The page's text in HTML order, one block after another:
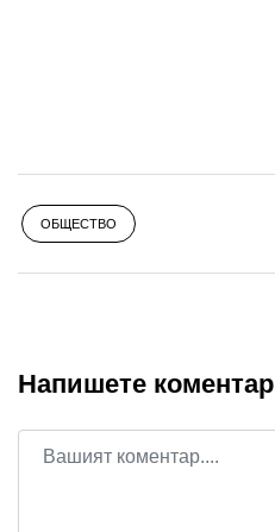
ОБЩЕСТВО
Напишете коментар